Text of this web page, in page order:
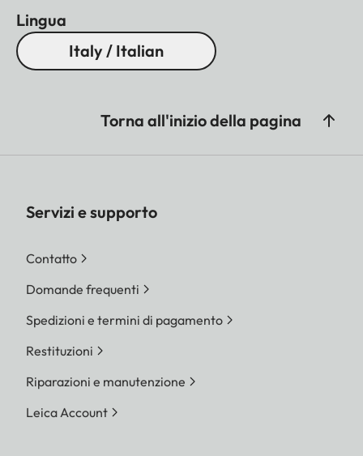
Lingua
Italy / Italian
Torna all'inizio della pagina
Servizi e supporto
Contatto
Domande frequenti
Spedizioni e termini di pagamento
Restituzioni
Riparazioni e manutenzione
Leica Account